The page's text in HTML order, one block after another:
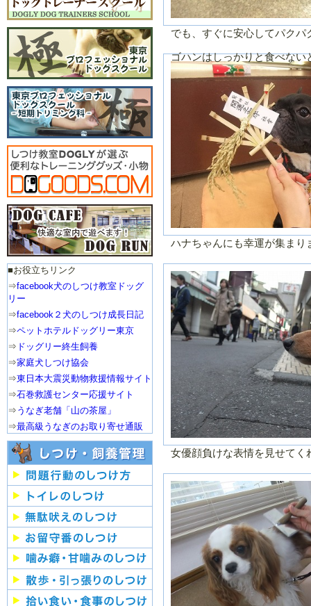
でも、すぐに安心してパクパ
ゴハンはしっかりと食べな
ハナちゃんにも幸運が集ま
女優顔負けな表情を見せて
■お役立ちリンク
⇒facebook犬のしつけ教室ドッグ
リー
⇒facebook２犬のしつけ成長日記
⇒ペットホテルドッグリー東京
⇒ ドッグリー終生飼養
⇒家庭犬しつけ協会
⇒東日本大震災動物救援情報サイト
⇒石巻救護センター応援サイト
⇒ うなぎ老舗「山の茶屋」
⇒最高級うなぎのお取り寄せ通販